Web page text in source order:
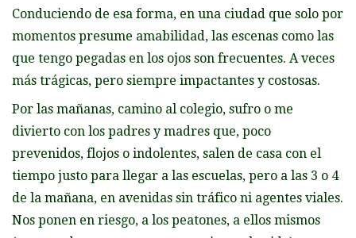
Conduciendo de esa forma, en una ciudad que solo por
momentos presume amabilidad, las escenas como las
que tengo pegadas en los ojos son frecuentes. A veces
más trágicas, pero siempre impactantes y costosas.
Por las mañanas, camino al colegio, sufro o me
divierto con los padres y madres que, poco
prevenidos, flojos o indolentes, salen de casa con el
tiempo justo para llegar a las escuelas, pero a las 3 o 4
de la mañana, en avenidas sin tráfico ni agentes viales.
Nos ponen en riesgo, a los peatones, a ellos mismos